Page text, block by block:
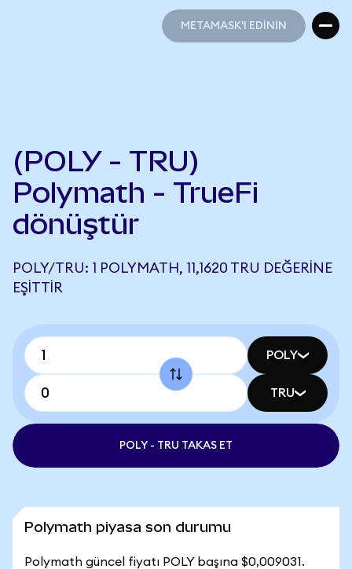
METAMASK'I EDİNİN
(POLY - TRU)
Polymath - TrueFi
dönüştür
POLY/TRU: 1 POLYMATH, 11,1620 TRU DEĞERINE
EŞITTIR
POLY
TRU
POLY - TRU TAKAS ET
Polymath piyasa son durumu
Polymath güncel fiyatı POLY başına $0,009031.